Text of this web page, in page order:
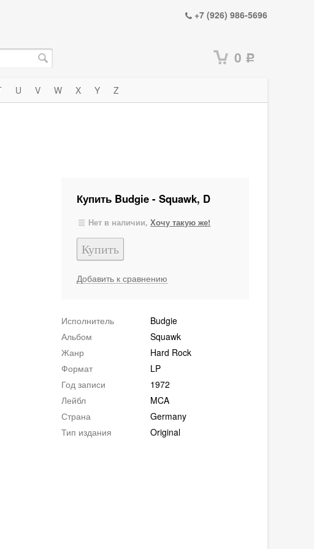
+7 (926) 986-5696
0 Р
U V W X Y Z
Купить Budgie - Squawk, D
Нет в наличии,Хочу такую же!
Добавить к сравнению
Исполнитель
Budgie
Альбом
Squawk
Жанр
Hard Rock
Формат
LP
Год записи
1972
Лейбл
MCA
Страна
Germany
Тип издания
Original